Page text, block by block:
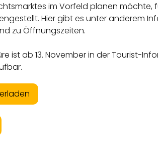
im Vorfeld planen
Hier gibt es unter anderem
zu Öffnungszeiten.
ist ab 13. November in der Tourist-